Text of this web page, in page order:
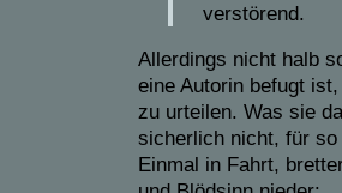
verstörend.
Allerdings nicht halb
eine Autorin befugt
zu urteilen. Was sie
sicherlich nicht, für
Einmal in Fahrt,